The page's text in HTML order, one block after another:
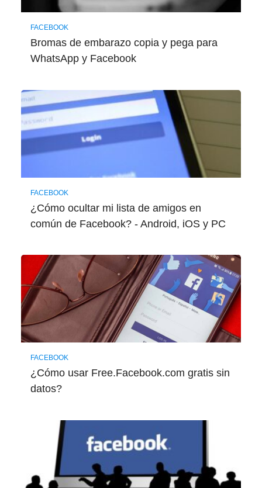
FACEBOOK
Bromas de embarazo copia y pega para
WhatsApp y Facebook
FACEBOOK
¿Cómo ocultar mi lista de amigos en
común de Facebook? - Android, iOS y PC
FACEBOOK
¿Cómo usar Free.Facebook.com gratis sin
datos?